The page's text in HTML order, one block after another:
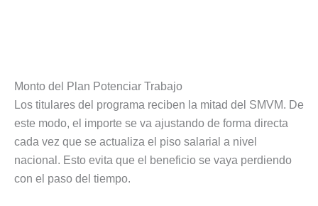
Monto del Plan Potenciar Trabajo
Los titulares del programa reciben la mitad del SMVM. De
este modo, el importe se va ajustando de forma directa
cada vez que se actualiza el piso salarial a nivel
nacional. Esto evita que el beneficio se vaya perdiendo
con el paso del tiempo.